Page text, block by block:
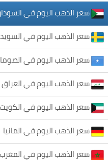
سعر الذهب اليوم في
سعر الذهب اليوم في السويد
سعر الذهب اليوم في
سعر الذهب اليوم في العراق
سعر الذهب اليوم في الكويت
سعر الذهب اليوم في المانيا
سعر الذهب اليوم في المغرب